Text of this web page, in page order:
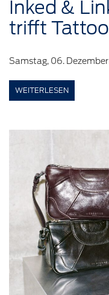
Inked &
trifft Tattoo
Samstag, 06.
WEITERLESEN